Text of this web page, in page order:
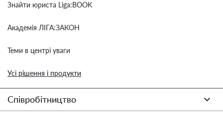
Знайти юриста Liga:BOOK
Академія ЛІГА:ЗАКОН
Теми в центрі уваги
Усі рішення і продукти
Співробітництво